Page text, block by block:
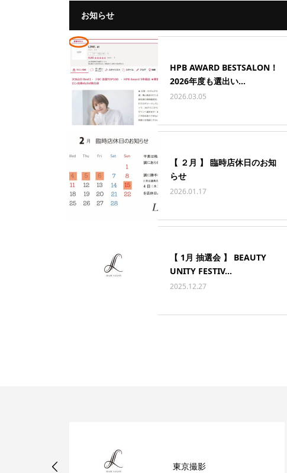
お知らせ
HPB AWARD BESTSALON！
2026年度も選出い...
2026.03.05
【 ２月 】 臨時店休日のお知
らせ
2026.01.17
【 1月 抽選会 】 BEAUTY
UNITY FESTIV...
2025.12.27
東京撮影